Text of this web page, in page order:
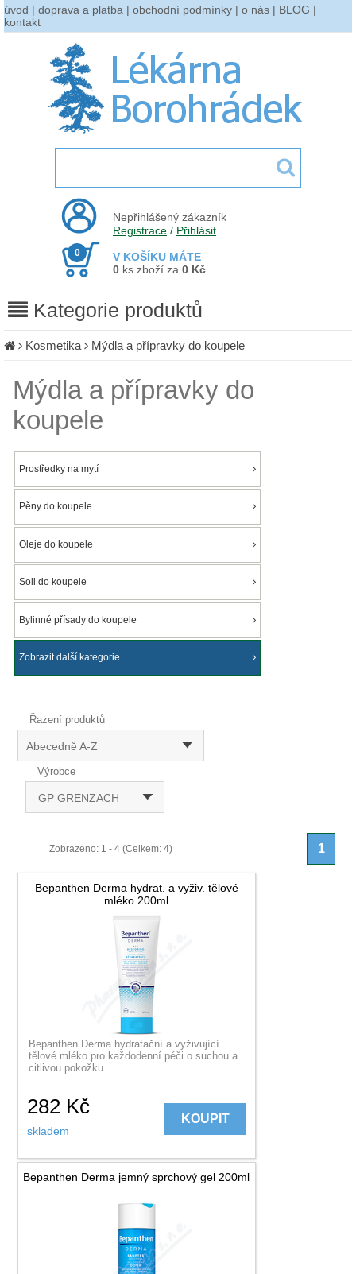
úvod | doprava a platba | obchodní podmínky | o nás | BLOG |
kontakt
Nepřihlášený zákazník
Registrace / Přihlásit
V KOŠÍKU MÁTE
0
0 ks zboží za 0 Kč
Kategorie produktů
Kosmetika Mýdla a přípravky do koupele
Mýdla a přípravky do
koupele
Prostředky na mytí
Pěny do koupele
Oleje do koupele
Soli do koupele
Bylinné přísady do koupele
Zobrazit další kategorie
Řazení produktů
Abecedně A-Z
Výrobce
GP GRENZACH
Zobrazeno: 1 - 4 (Celkem: 4) 1
Bepanthen Derma hydrat. a vyživ. tělové
mléko 200ml
Bepanthen Derma hydratační a vyživující
tělové mléko pro každodenní péči o suchou a
citlivou pokožku.
282 Kč
skladem
KOUPIT
Bepanthen Derma jemný sprchový gel 200ml